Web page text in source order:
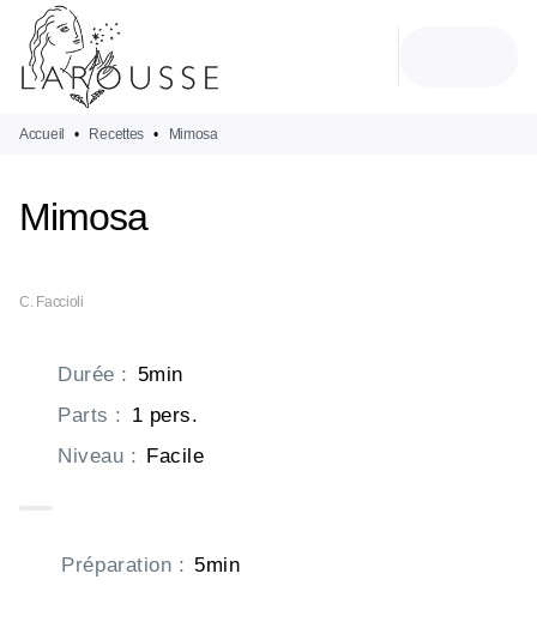
MENU
PIED DE PAGE
Accueil • Recettes • Mimosa
Mimosa
C. Faccioli
Durée : 5min
Parts : 1 pers.
Niveau : Facile
Préparation : 5min